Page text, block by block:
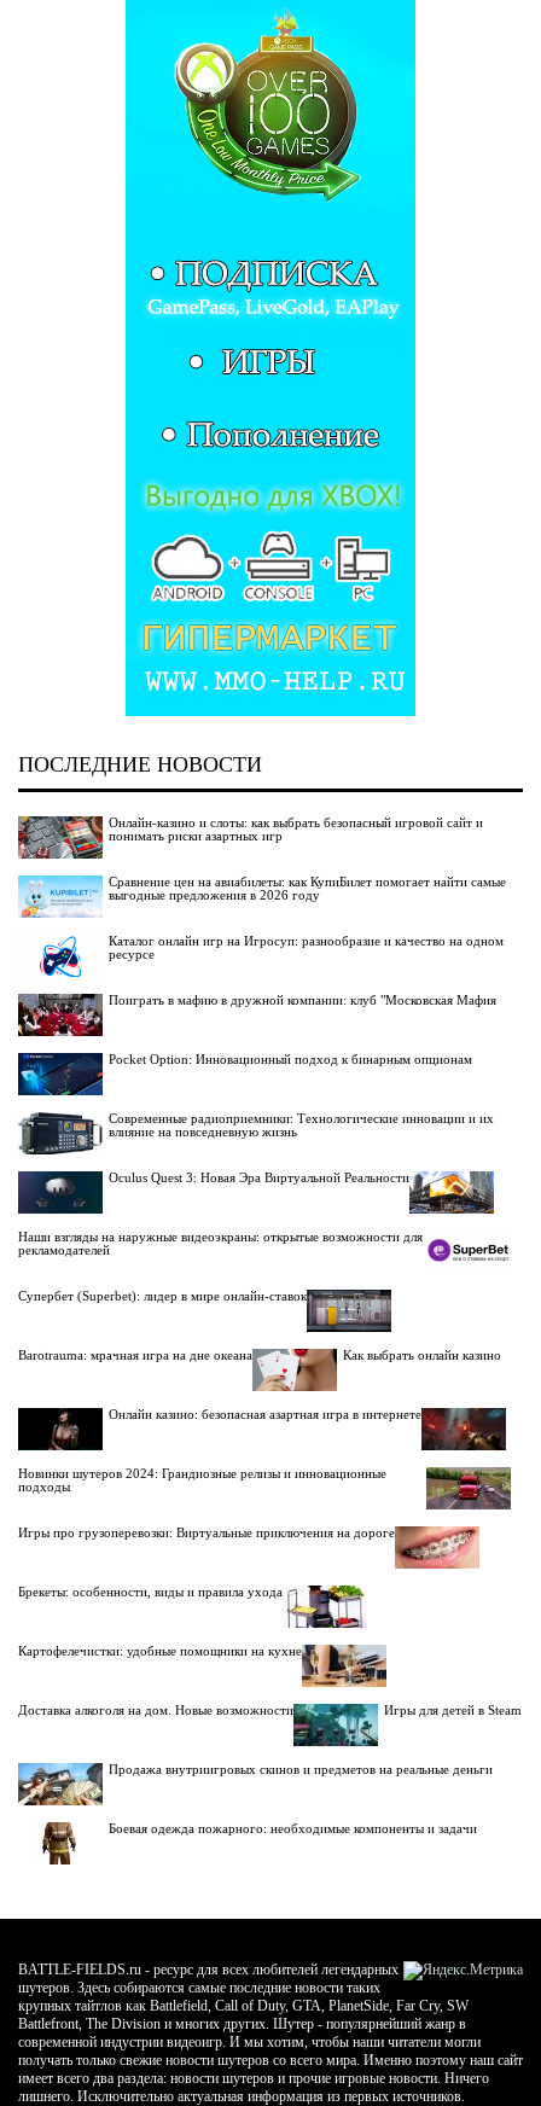
ПОСЛЕДНИЕ НОВОСТИ
Онлайн-казино и слоты: как выбрать безопасный игровой сайт и
понимать риски азартных игр
Сравнение цен на авиабилеты: как КупиБилет помогает найти самые
выгодные предложения в 2026 году
Каталог онлайн игр на Игросуп: разнообразие и качество на одном
ресурсе
Поиграть в мафию в дружной компании: клуб "Московская Мафия
Pocket Option: Инновационный подход к бинарным опционам
Современные радиоприемники: Технологические инновации и их
влияние на повседневную жизнь
Oculus Quest 3: Новая Эра Виртуальной Реальности
Наши взгляды на наружные видеоэкраны: открытые возможности для
рекламодателей
Супербет (Superbet): лидер в мире онлайн-ставок
Barotrauma: мрачная игра на дне океана Как выбрать онлайн казино
Онлайн казино: безопасная азартная игра в интернете
Новинки шутеров 2024: Грандиозные релизы и инновационные
подходы
Игры про грузоперевозки: Виртуальные приключения на дороге
Брекеты: особенности, виды и правила ухода
Картофелечистки: удобные помощники на кухне
Доставка алкоголя на дом. Новые возможности Игры для детей в Steam
Продажа внутриигровых скинов и предметов на реальные деньги
Боевая одежда пожарного: необходимые компоненты и задачи
BATTLE-FIELDS.ru - ресурс для всех любителей легендарных
шутеров. Здесь собираются самые последние новости таких
крупных тайтлов как Battlefield, Call of Duty, GTA, PlanetSide, Far Cry, SW
Battlefront, The Division и многих других. Шутер - популярнейший жанр в
современной индустрии видеоигр. И мы хотим, чтобы наши читатели могли
получать только свежие новости шутеров со всего мира. Именно поэтому наш сайт
имеет всего два раздела: новости шутеров и прочие игровые новости. Ничего
лишнего. Исключительно актуальная информация из первых источников.